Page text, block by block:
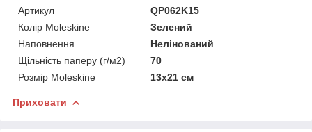
Артикул
QP062K15
Колір Moleskine
Зелений
Наповнення
Нелінований
Щільність паперу (г/м2)
70
Розмір Moleskine
13х21 см
Приховати